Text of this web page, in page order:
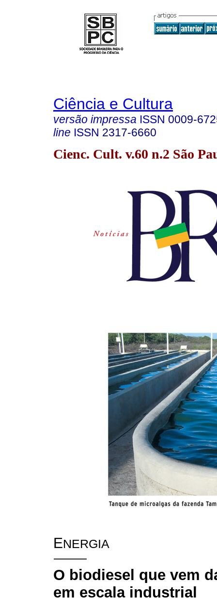
Ciência e Cultura
versão impressa ISSN 0009-
line ISSN 2317-6660
Cienc. Cult. v.60 n.2 São
ENERGIA
O biodiesel que vem
em escala industrial